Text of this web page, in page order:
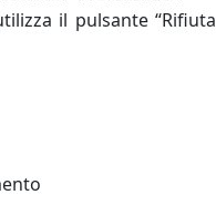
nel tempo il
il pulsante